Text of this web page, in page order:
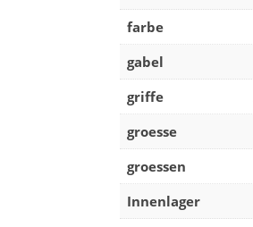
farbe
gabel
griffe
groesse
groessen
Innenlager